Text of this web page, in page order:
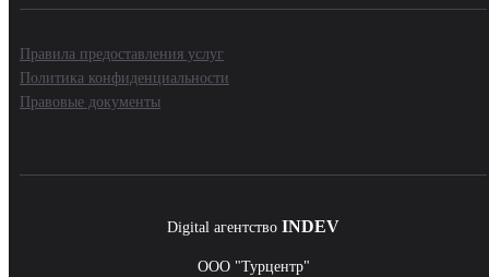
Правила предоставления услуг
Политика конфиденциальности
Правовые документы
Digital агентство INDEV
ООО "Турцентр"